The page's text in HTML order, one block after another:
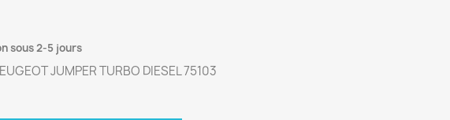
sous 2-5 jours
JUMPER TURBO DIESEL 75103